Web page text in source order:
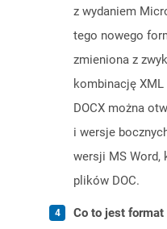
z wydaniem
tego nowego
zmieniona z
kombinację
DOCX można
i wersje
wersji MS Word,
plików DOC.
Co to jest format